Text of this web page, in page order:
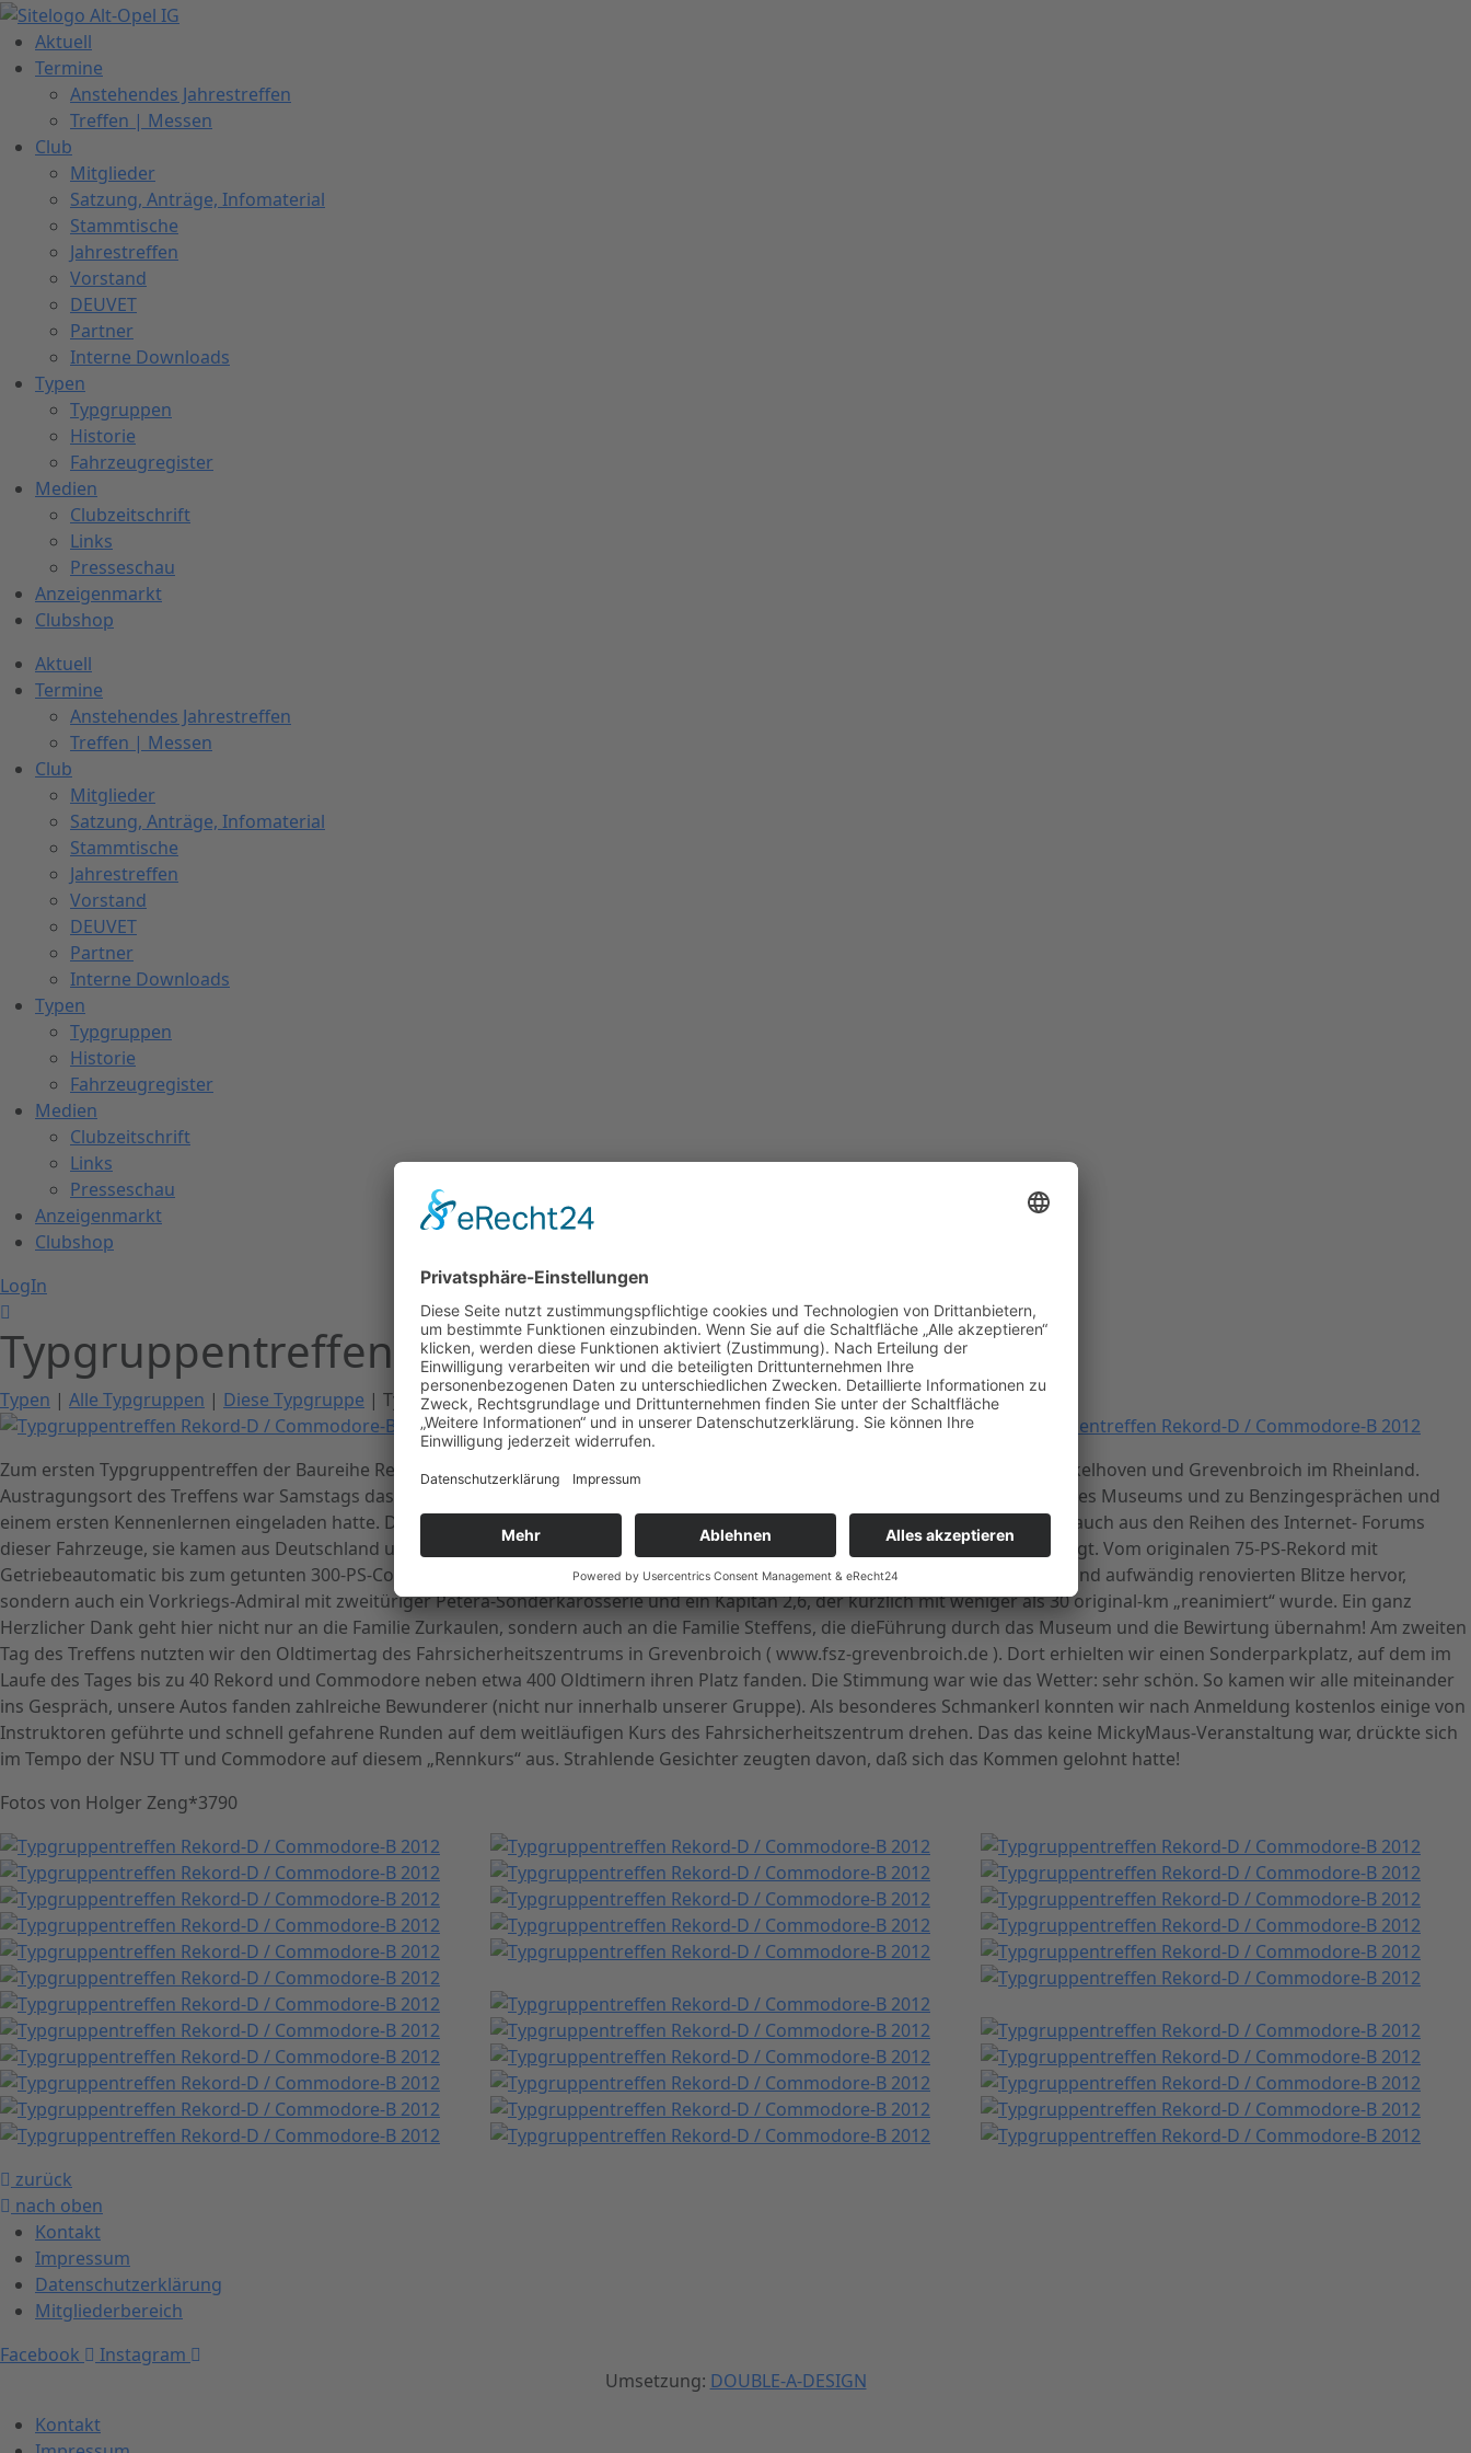
Zum
Inhalt
springen
Aktuell
Termine
Anstehendes Jahrestreffen
Treffen | Messen
Club
Mitglieder
Satzung, Anträge, Infomaterial
Stammtische
Jahrestreffen
Vorstand
DEUVET
Partner
Interne Downloads
Typen
Typgruppen
Historie
Fahrzeugregister
Medien
Clubzeitschrift
Links
Presseschau
Anzeigenmarkt
Clubshop
Aktuell
Termine
Anstehendes Jahrestreffen
Treffen | Messen
Club
Mitglieder
Satzung, Anträge, Infomaterial
Stammtische
Jahrestreffen
Vorstand
DEUVET
Partner
Interne Downloads
Typen
Typgruppen
Historie
Fahrzeugregister
Medien
Clubzeitschrift
Links
Presseschau
Anzeigenmarkt
Clubshop
LogIn
Typgruppentreffen Rekord-D / Commodore-B 2012
Typen | Alle Typgruppen | Diese Typgruppe | Typgruppentreffen Rekord-D / Commodore-B 2012
Zum ersten Typgruppentreffen der Baureihe Rekord-D / Commodore-B trafen wir uns am letzten September-Wochenende in Hückelhoven und Grevenbroich im Rheinland.
Austragungsort des Treffens war Samstags das Opelmuseum von Helmut Zurkaulen, der unsere Typgruppe zur Besichtigung seines Museums und zu Benzingesprächen und
einem ersten Kennenlernen eingeladen hatte. Die Rekord- und Commodore-Fahrer kamen nicht nur aus der Alt-Opel IG, sondern auch aus den Reihen des Internet- Forums
dieser Fahrzeuge, sie kamen aus Deutschland und dem benachbarten Ausland, die weiteste Anreise wurde aus Bayern zurückgelegt. Vom originalen 75-PS-Rekord mit
Getriebeautomatic bis zum getunten 300-PS-Commodore war die Vielfalt der Drinnen im Museum stachen nicht nur die liebevoll und aufwändig renovierten Blitze hervor,
sondern auch ein Vorkriegs-Admiral mit zweitüriger Petera-Sonderkarosserie und ein Kapitän 2,6, der kürzlich mit weniger als 30 original-km „reanimiert“ wurde. Ein ganz
Herzlicher Dank geht hier nicht nur an die Familie Zurkaulen, sondern auch an die Familie Steffens, die dieFührung durch das Museum und die Bewirtung übernahm! Am zweiten
Tag des Treffens nutzten wir den Oldtimertag des Fahrsicherheitszentrums in Grevenbroich ( www.fsz-grevenbroich.de ). Dort erhielten wir einen Sonderparkplatz, auf dem im
Laufe des Tages bis zu 40 Rekord und Commodore neben etwa 400 Oldtimern ihren Platz fanden. Die Stimmung war wie das Wetter: sehr schön. So kamen wir alle miteinander
ins Gespräch, unsere Autos fanden zahlreiche Bewunderer (nicht nur innerhalb unserer Gruppe). Als besonderes Schmankerl konnten wir nach Anmeldung kostenlos einige von
Instruktoren geführte und schnell gefahrene Runden auf dem weitläufigen Kurs des Fahrsicherheitszentrum drehen. Das das keine MickyMaus-Veranstaltung war, drückte sich
im Tempo der NSU TT und Commodore auf diesem „Rennkurs“ aus. Strahlende Gesichter zeugten davon, daß sich das Kommen gelohnt hatte!
Fotos von Holger Zeng*3790
zurück
nach oben
Kontakt
Impressum
Datenschutzerklärung
Mitgliederbereich
Facebook
Instagram
Umsetzung: DOUBLE-A-DESIGN
Kontakt